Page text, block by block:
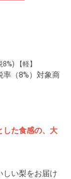
8%) 【軽】
率（8%）対象商
した食感の、大
しい梨をお届け